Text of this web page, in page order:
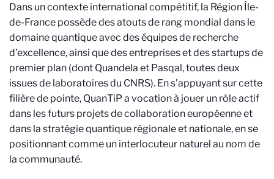
Dans un contexte international compétitif, la Région Île-
de-France possède des atouts de rang mondial dans le
domaine quantique avec des équipes de recherche
d’excellence, ainsi quedes entreprises et des startups de
premier plan (dont Quandela et Pasqal, toutes deux
issues de laboratoires du CNRS). En s’appuyant sur cette
filière de pointe, QuanTiP a vocation à jouer un rôle actif
dans les futurs projets de collaboration européenne et
dans la stratégie quantique régionale et nationale, en se
positionnant comme un interlocuteur naturel au nom de
la communauté.